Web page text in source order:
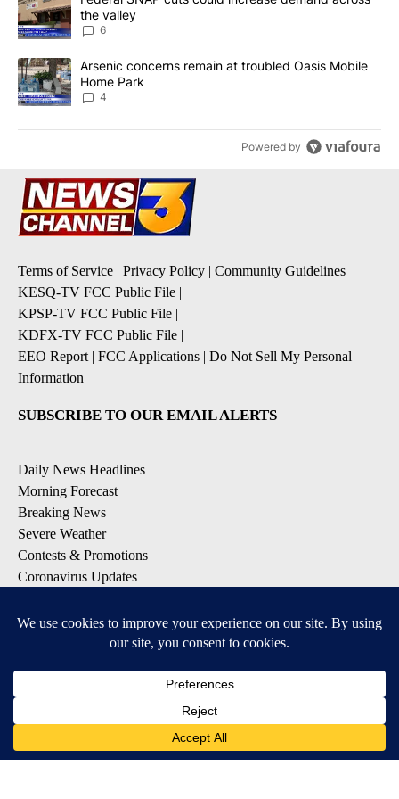
the valley
6
A trending article titled "Arsenic concerns remain at troubled
Arsenic concerns remain at troubled Oasis Mobile
Home Park
4
Powered by
Terms of Service | Privacy Policy | Community Guidelines
KESQ-TV FCC Public File |
KPSP-TV FCC Public File |
KDFX-TV FCC Public File |
EEO Report | FCC Applications | Do Not Sell My Personal
Information
SUBSCRIBE TO OUR EMAIL ALERTS
Daily News Headlines
Morning Forecast
Breaking News
Severe Weather
Contests & Promotions
Coronavirus Updates
Available for iOS and Android